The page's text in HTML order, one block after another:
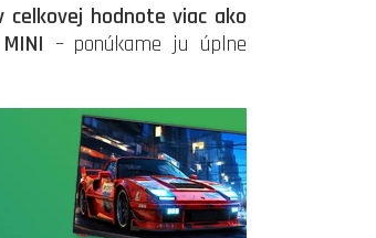
celkovej hodnote viac ako
– ponúkame ju úplne